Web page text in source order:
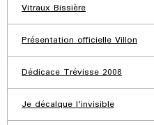
Vitraux Bissière
Présentation officielle Villon
Dédicace Trévisse 2008
Je décalque l'invisible